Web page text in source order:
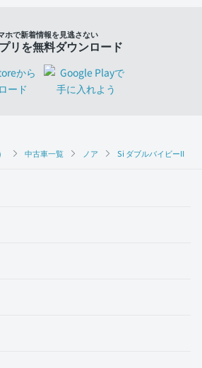
中古車一覧 ノア Si ダブルバイビーII
ホで新着情報を見逃さない
リを無料ダウンロード